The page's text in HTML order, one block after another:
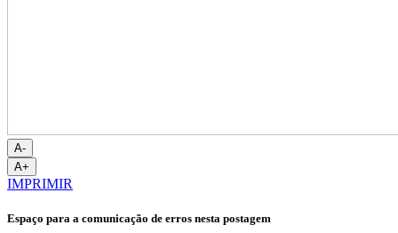
A-
A+
IMPRIMIR
Espaço para a comunicação de erros nesta postagem